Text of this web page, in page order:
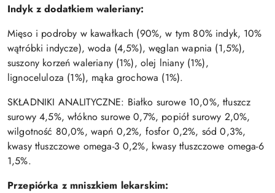
Indyk z dodatkiem waleriany:
Mięso i podroby w kawałkach (90%, w tym 80% indyk, 10%
wątróbki indycze), woda (4,5%), węglan wapnia (1,5%),
suszony korzeń waleriany (1%), olej lniany (1%),
lignoceluloza (1%), mąka grochowa (1%).
SKŁADNIKI ANALITYCZNE: Białko surowe 10,0%, tłuszcz
surowy 4,5%, włókno surowe 0,7%, popiół surowy 2,0%,
wilgotność 80,0%, wapń 0,2%, fosfor 0,2%, sód 0,3%,
kwasy tłuszczowe omega-3 0,2%, kwasy tłuszczowe omega-6
1,5%.
Przepiórka z mniszkiem lekarskim: